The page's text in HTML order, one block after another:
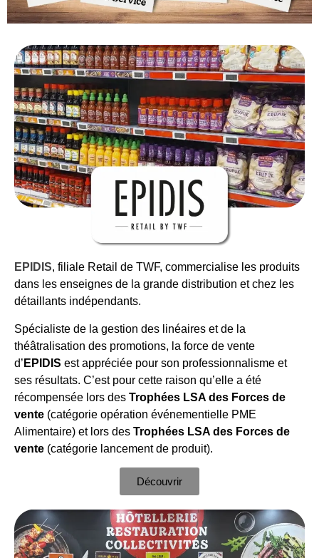
EPIDIS, filiale Retail de TWF, commercialise les produits
dans les enseignes de la grande distribution et chez les
détaillants indépendants.
Spécialiste de la gestion des linéaires et de la
théâtralisation des promotions, la force de vente
d’ EPIDIS est appréciée pour son professionnalisme et
ses résultats. C’est pour cette raison qu’elle a été
récompensée lors des Trophées LSA des Forces de
vente (catégorie opération événementielle PME
Alimentaire) et lors des Trophées LSA des Forces de
vente (catégorie lancement de produit).
Découvrir